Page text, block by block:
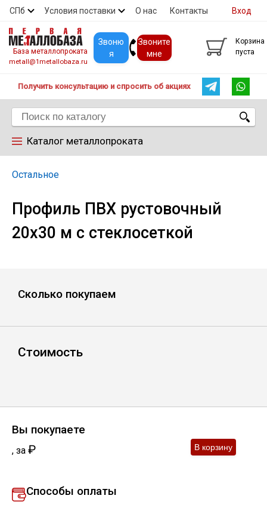
СПб Условия поставки О нас Контакты
Скидки Прайс Покупателям
Вход
База металлопроката
metall@1metallobaza.ru
Звоню
я
Звоните
мне
Корзина
пуста
Получить консультацию и спросить об акциях
Каталог металлопроката
Труба профильная
Балка
Катанка
Остальное
Профиль ПВХ рустовочный
20х30 м с стеклосеткой
Сколько покупаем
Стоимость
Вы покупаете
, за ₽
Способы оплаты